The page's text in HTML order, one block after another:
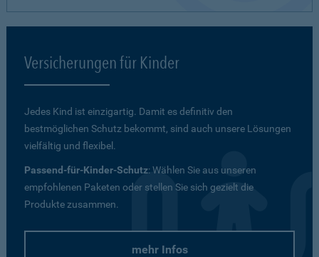
Versicherungen für Kinder
Jedes Kind ist einzigartig. Damit es definitiv den
bestmöglichen Schutz bekommt, sind auch unsere Lösungen
vielfältig und flexibel.
Passend-für-Kinder-Schutz: Wählen Sie aus unseren
empfohlenen Paketen oder stellen Sie sich gezielt die
Produkte zusammen.
mehr Infos